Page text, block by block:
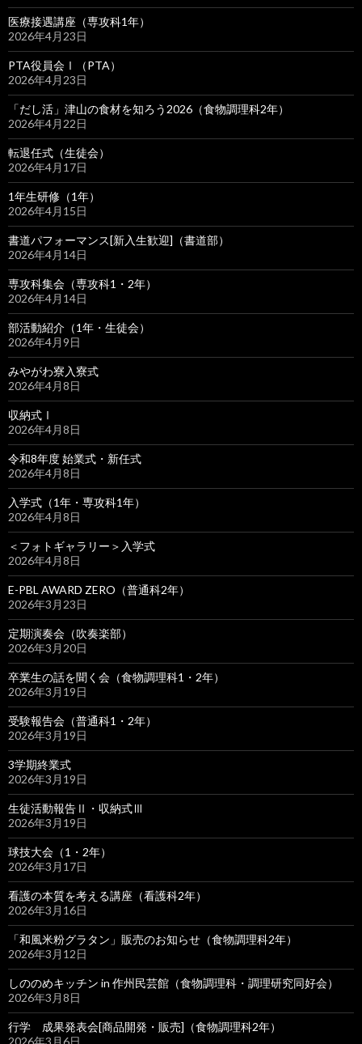
医療接遇講座（専攻科1年）
2026年4月23日
PTA役員会Ⅰ（PTA）
2026年4月23日
「だし活」津山の食材を知ろう2026（食物調理科2年）
2026年4月22日
転退任式（生徒会）
2026年4月17日
1年生研修（1年）
2026年4月15日
書道パフォーマンス[新入生歓迎]（書道部）
2026年4月14日
専攻科集会（専攻科1・2年）
2026年4月14日
部活動紹介（1年・生徒会）
2026年4月9日
みやがわ寮入寮式
2026年4月8日
収納式Ⅰ
2026年4月8日
令和8年度 始業式・新任式
2026年4月8日
入学式（1年・専攻科1年）
2026年4月8日
＜フォトギャラリー＞入学式
2026年4月8日
E-PBL AWARD ZERO（普通科2年）
2026年3月23日
定期演奏会（吹奏楽部）
2026年3月20日
卒業生の話を聞く会（食物調理科1・2年）
2026年3月19日
受験報告会（普通科1・2年）
2026年3月19日
3学期終業式
2026年3月19日
生徒活動報告Ⅱ・収納式Ⅲ
2026年3月19日
球技大会（1・2年）
2026年3月17日
看護の本質を考える講座（看護科2年）
2026年3月16日
「和風米粉グラタン」販売のお知らせ（食物調理科2年）
2026年3月12日
しののめキッチン in 作州民芸館（食物調理科・調理研究同好会）
2026年3月8日
行学 成果発表会[商品開発・販売]（食物調理科2年）
2026年3月6日